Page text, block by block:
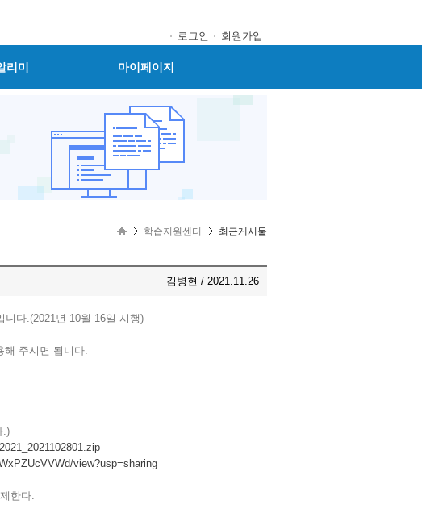
로그인 회원가입
리미 마이페이지
학습지원센터 최근게시물
김병현 / 2021.11.26
니다.(2021년 10월 16일 시행)
해 주시면 됩니다.
.)
view?usp=sharing
한다.